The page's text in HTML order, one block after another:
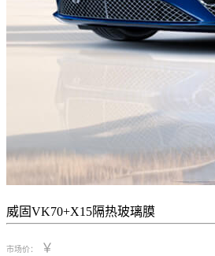
威固VK70+X15隔热玻璃膜
市场价： ￥